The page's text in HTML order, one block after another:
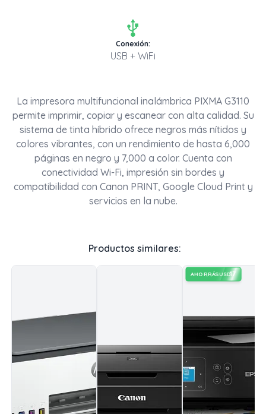
Conexión:
USB + WiFi
La impresora multifuncional inalámbrica PIXMA G3110
permite imprimir, copiar y escanear con alta calidad. Su
sistema de tinta híbrido ofrece negros más nítidos y
colores vibrantes, con un rendimiento de hasta 6,000
páginas en negro y 7,000 a color. Cuenta con
conectividad Wi-Fi, impresión sin bordes y
compatibilidad con Canon PRINT, Google Cloud Print y
servicios en la nube.
Productos similares:
AHORRÁSUSD17